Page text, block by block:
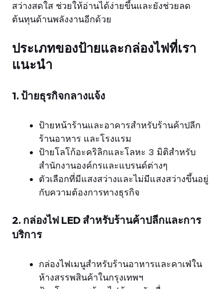
สว่างสดใส ช่วยให้อ่านได้ง่ายขึ้นและยังช่วยลด
ต้นทุนด้านพลังงานอีกด้วย
ประเภทของป้ายและกล่องไฟที่เรา
แนะนำ
1. ป้ายธุรกิจกลางแจ้ง
ป้ายหน้าร้านและอาคารสำหรับร้านค้าปลีก
ร้านอาหาร และโรงแรม
ป้ายโลโก้อะคริลิกและโลหะ 3 มิติสำหรับ
สำนักงานองค์กรและแบรนด์ต่างๆ
ตัวเลือกที่มีแสงสว่างและไม่มีแสงสว่างขึ้นอยู่
กับความต้องการทางธุรกิจ
2. กล่องไฟ LED สำหรับร้านค้าปลีกและการ
บริการ
กล่องไฟเมนูสำหรับร้านอาหารและคาเฟ่ใน
ห้างสรรพสินค้าในกรุงเทพฯ